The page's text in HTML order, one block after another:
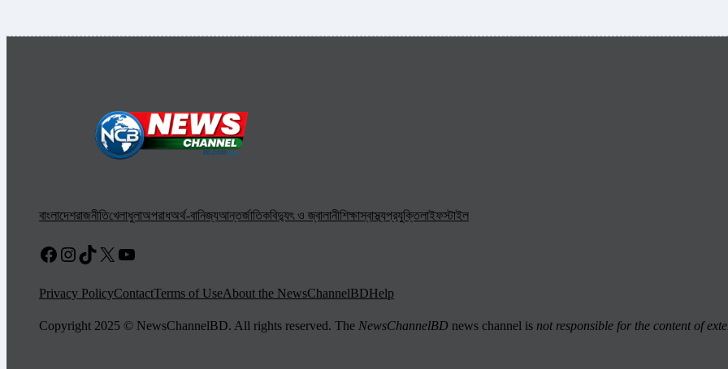
বাংলাদেশরাজনীতিখেলাধুলাঅপরাধঅর্থ-বানিজ্যআন্তর্জাতিকবিদ্যুৎ ও জ্বালানীশিক্ষাস্বাস্থ্যপ্রযুক্তিলাইফস্টাইল
Facebook
Instagram
TikTok
X YouTube
Privacy PolicyContactTerms of UseAbout the NewsChannelBDHelp
Copyright 2025 © NewsChannelBD. All rights reserved. The NewsChannelBD news channel is not responsible for the content of